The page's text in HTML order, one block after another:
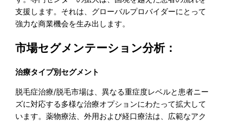
支援します。それは、グローバルプロバイダーにとって
強力な商業機会を生み出します。
市場セグメンテーション分析：
治療タイプ別セグメント
脱毛症治療/脱毛市場は、異なる重症度レベルと患者ニー
ズに対応する多様な治療オプションにわたって拡大して
います。薬物療法、外用および経口療法は、広範なアク